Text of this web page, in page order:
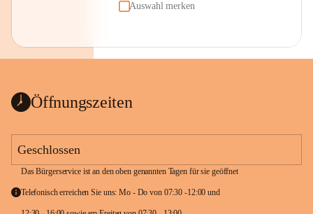
Auswahl merken
Öffnungszeiten
Geschlossen
Das Bürgerservice ist an den oben genannten Tagen für sie geöffnet
Telefonisch erreichen Sie uns: Mo - Do von 07:30 -12:00 und